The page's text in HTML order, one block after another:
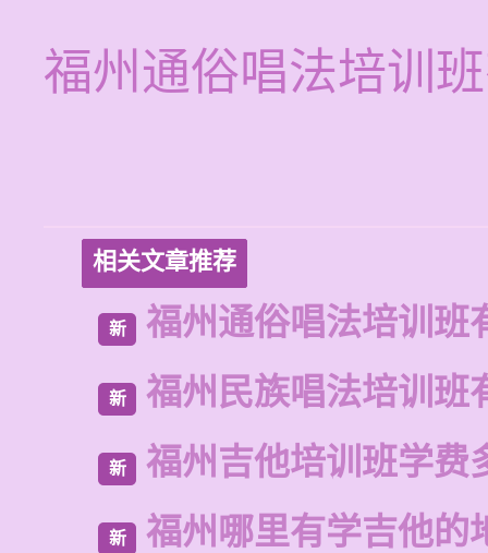
福州通俗唱法培训
相关文章推荐
新 福州通俗唱法培训班
新 福州民族唱法培训班
新 福州吉他培训班学费
新 福州哪里有学吉他的